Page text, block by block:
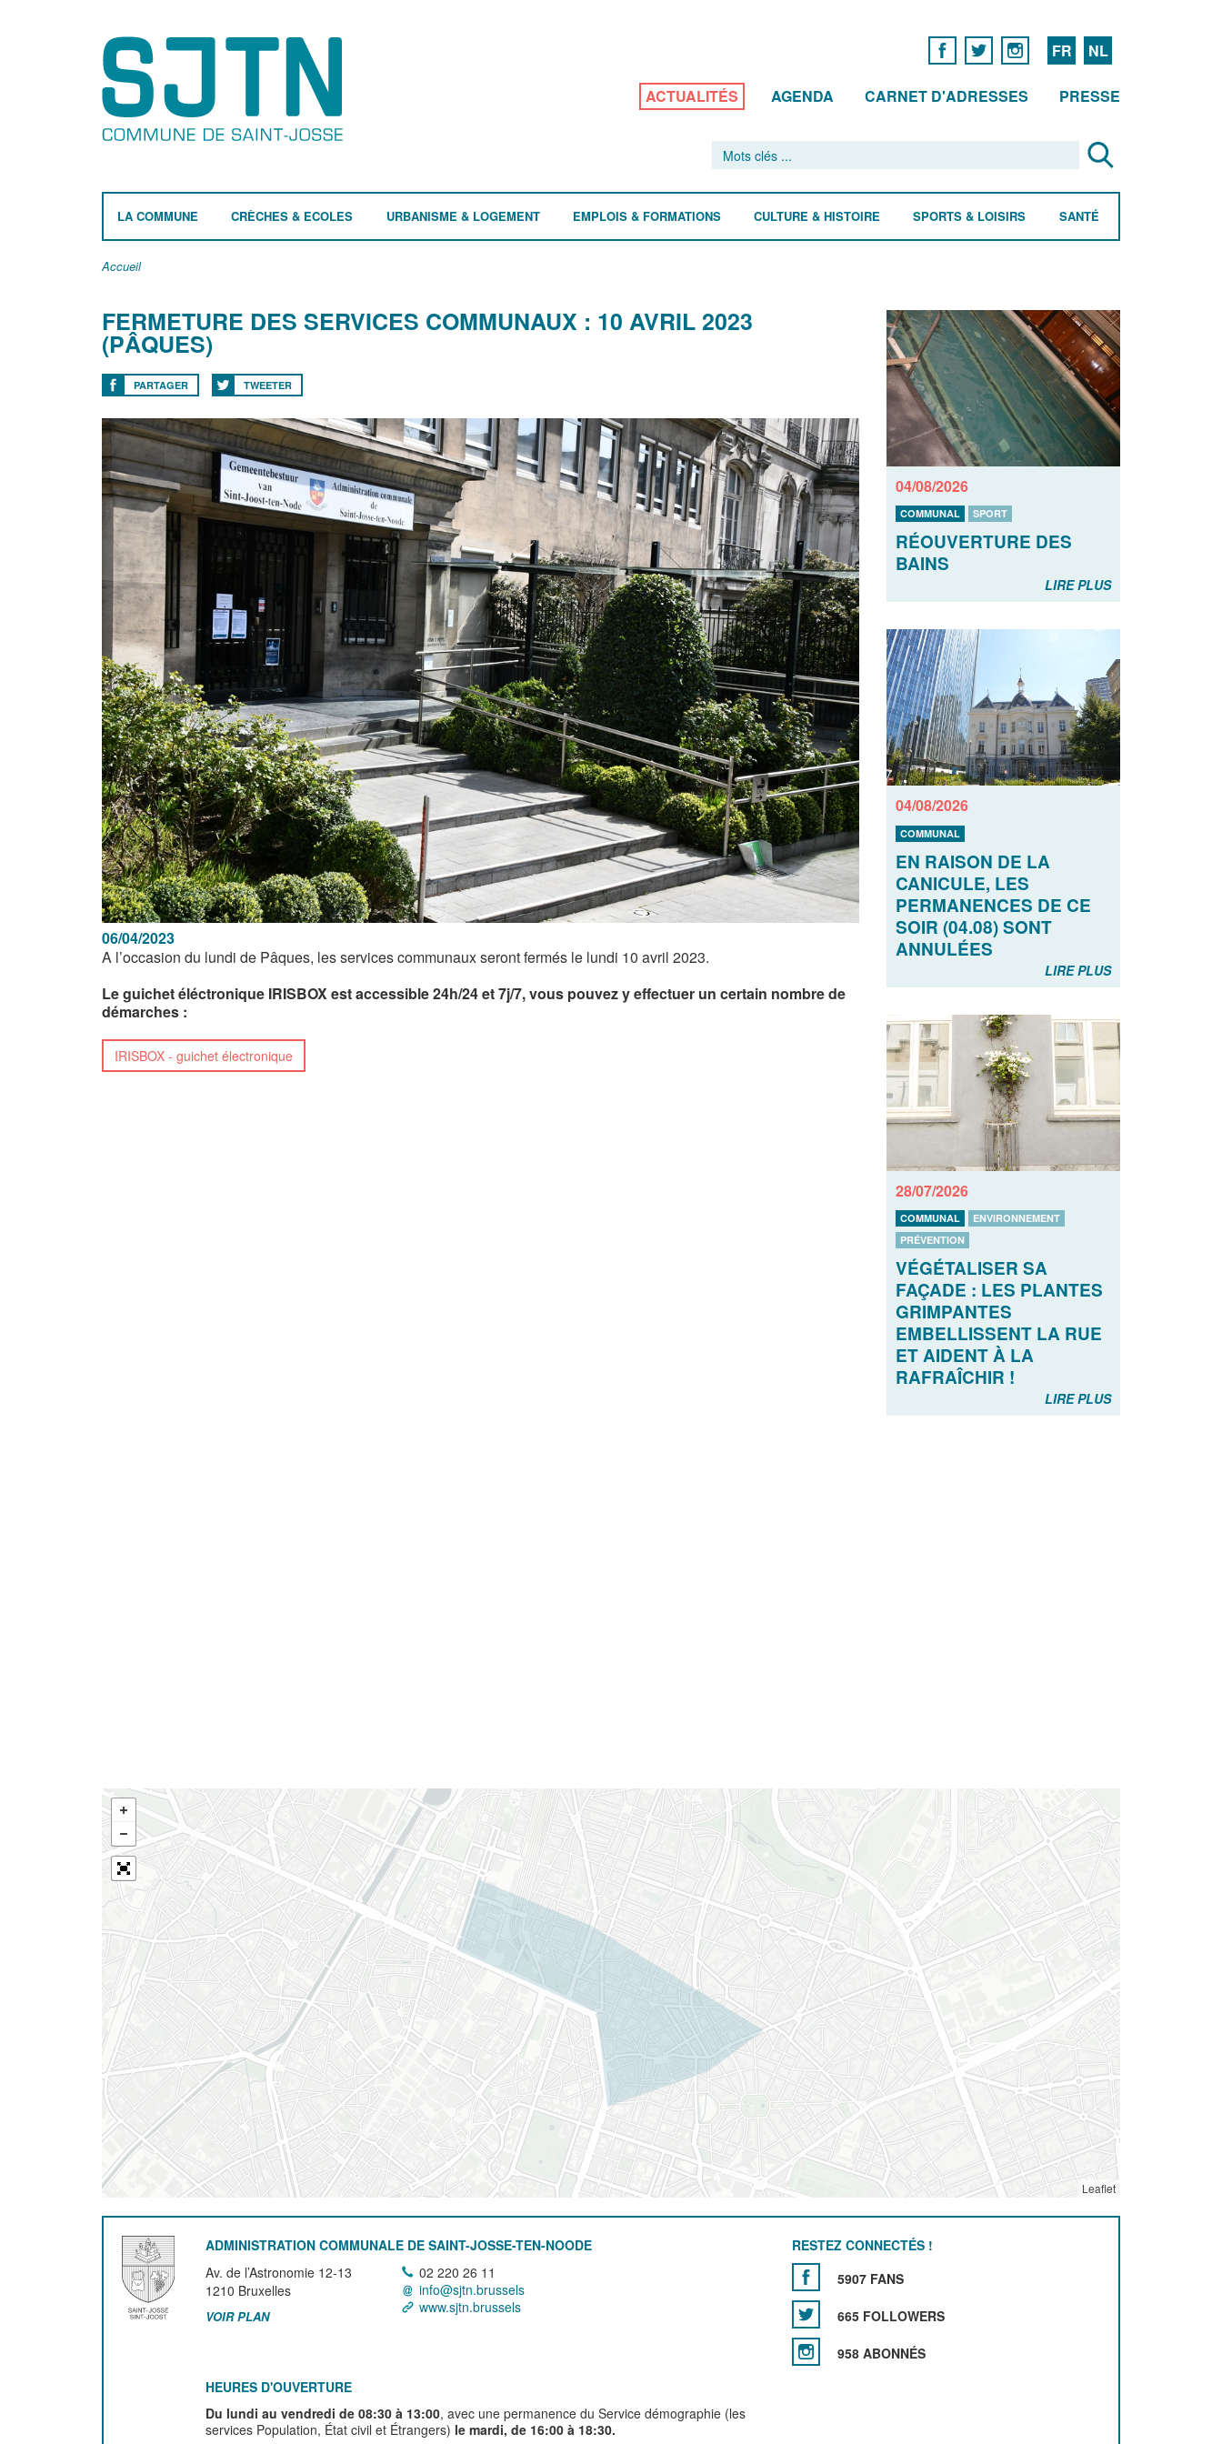
FR NL
ACTUALITÉS AGENDA CARNET D'ADRESSES PRESSE
LA COMMUNE CRÈCHES & ECOLES URBANISME & LOGEMENT EMPLOIS & FORMATIONS CULTURE & HISTOIRE SPORTS & LOISIRS SANTÉ
Accueil
FERMETURE DES SERVICES COMMUNAUX : 10 AVRIL 2023
(PÂQUES)
PARTAGER TWEETER
06/04/2023
A l’occasion du lundi de Pâques, les services communaux seront fermés le lundi 10 avril 2023.
Le guichet éléctronique IRISBOX est accessible 24h/24 et 7j/7, vous pouvez y effectuer un certain nombre de
démarches :
IRISBOX - guichet électronique
04/08/2026
COMMUNAL SPORT
RÉOUVERTURE DES
BAINS
LIRE PLUS
04/08/2026
COMMUNAL
EN RAISON DE LA
CANICULE, LES
PERMANENCES DE CE
SOIR (04.08) SONT
ANNULÉES
LIRE PLUS
28/07/2026
COMMUNAL
ENVIRONNEMENT
PRÉVENTION
VÉGÉTALISER SA
FAÇADE : LES PLANTES
GRIMPANTES
EMBELLISSENT LA RUE
ET AIDENT À LA
RAFRAÎCHIR !
LIRE PLUS
Leaflet
ADMINISTRATION COMMUNALE DE SAINT-JOSSE-TEN-NOODE
Av. de l’Astronomie 12-13
1210 Bruxelles
VOIR PLAN
02 220 26 11
info@sjtn.brussels
www.sjtn.brussels
HEURES D'OUVERTURE
Du lundi au vendredi de 08:30 à 13:00, avec une permanence du Service démographie (les
services Population, État civil et Étrangers) le mardi, de 16:00 à 18:30.
RESTEZ CONNECTÉS !
5907 FANS
665 FOLLOWERS
958 ABONNÉS